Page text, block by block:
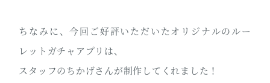
ちなみに、今回ご好評いただいたオリジナルのルー
レットガチャアプリは、
スタッフのちかげさんが制作してくれました！